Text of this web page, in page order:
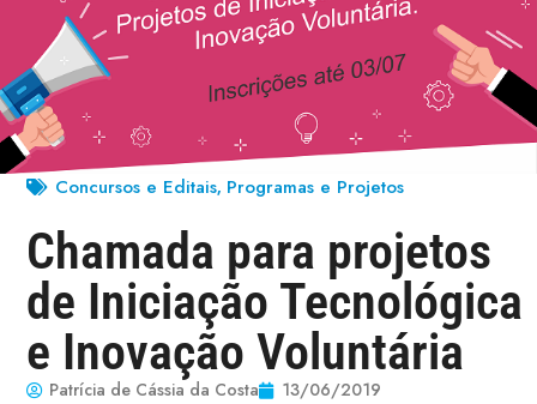
Concursos e Editais, Programas e Projetos
Chamada para projetos
de Iniciação Tecnológica
e Inovação Voluntária
Patrícia de Cássia da Costa 13/06/2019